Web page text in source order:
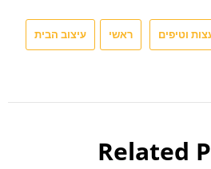
וטיפים ראשי עיצוב הבית
Related